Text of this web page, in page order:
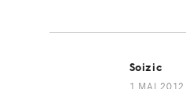
Soizic
1 MAI